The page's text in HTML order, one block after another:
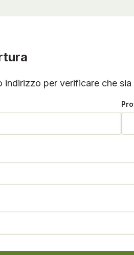
indirizzo per verificare che